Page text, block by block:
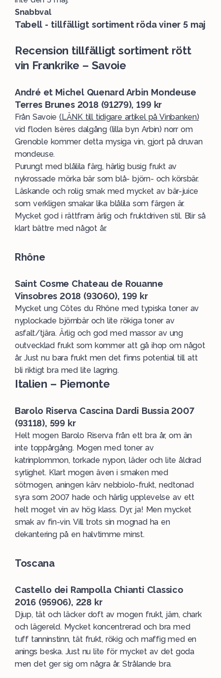
Snabbval
Tabell - tillfälligt sortiment röda viner 5 maj
Recension tillfälligt sortiment rött
vin Frankrike – Savoie
André et Michel Quenard Arbin Mondeuse
Terres Brunes 2018 (91279), 199 kr
Från Savoie(LÄNK till tidigare artikel på Vinbanken)
vid floden Isères dalgång (lilla byn Arbin) norr om
Grenoble kommer detta mysiga vin, gjort på druvan
mondeuse.
Purungt med blålila färg, härlig busig frukt av
nykrossade mörka bär som blå- björn- och körsbär.
Läskande och rolig smak med mycket av bär-juice
som verkligen smakar lika blålila som färgen är.
Mycket god i rättfram ärlig och fruktdriven stil. Blir så
klart bättre med något år.
Rhône
Saint Cosme Chateau de Rouanne
Vinsobres 2018 (93060), 199 kr
Mycket ung Côtes du Rhône med typiska toner av
nyplockade björnbär och lite rökiga toner av
asfalt/tjära. Ärlig och god med massor av ung
outvecklad frukt som kommer att gå ihop om något
år. Just nu bara frukt men det finns potential till att
bli riktigt bra med lite lagring.
Italien – Piemonte
Barolo Riserva Cascina Dardi Bussia 2007
(93118), 599 kr
Helt mogen Barolo Riserva från ett bra år, om än
inte toppårgång. Mogen med toner av
katrinplommon, torkade nypon, läder och lite åldrad
syrlighet. Klart mogen även i smaken med
sötmogen, aningen kärv nebbiolo-frukt, nedtonad
syra som 2007 hade och härlig upplevelse av ett
helt moget vin av hög klass. Dyr, ja! Men mycket
smak av fin-vin. Vill trots sin mognad ha en
dekantering på en halvtimme minst.
Toscana
Castello dei Rampolla Chianti Classico
2016 (95906), 228 kr
Djup, tät och läcker doft av mogen frukt, järn, chark
och lägereld. Mycket koncentrerad och bra med
tuff tanninstinn, tät frukt, rökig och maffig med en
anings beska. Just nu lite för mycket av det goda
men det ger sig om några år. Strålande bra.